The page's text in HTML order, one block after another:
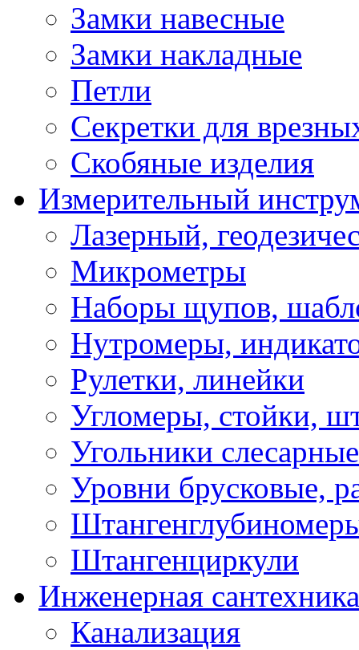
Замки навесные
Замки накладные
Петли
Секретки для
Скобяные изделия
Измерительный
Лазерный,
Микрометры
Наборы щупов,
Нутромеры,
Рулетки, линейки
Угломеры, стойки,
Угольники слесарные
Уровни брусковые,
Штангенциркули
Инженерная сантехника
Канализация